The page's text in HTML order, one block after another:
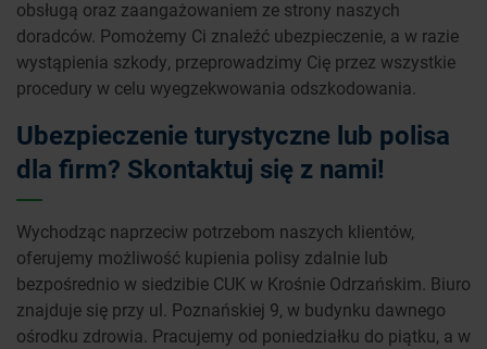
obsługą oraz zaangażowaniem ze strony naszych
doradców. Pomożemy Ci znaleźć ubezpieczenie, a w razie
wystąpienia szkody, przeprowadzimy Cię przez wszystkie
procedury w celu wyegzekwowania odszkodowania.
Ubezpieczenie turystyczne lub polisa
dla firm? Skontaktuj się z nami!
Wychodząc naprzeciw potrzebom naszych klientów,
oferujemy możliwość kupienia polisy zdalnie lub
bezpośrednio w siedzibie CUK w Krośnie Odrzańskim. Biuro
znajduje się przy ul. Poznańskiej 9, w budynku dawnego
ośrodku zdrowia. Pracujemy od poniedziałku do piątku, a w